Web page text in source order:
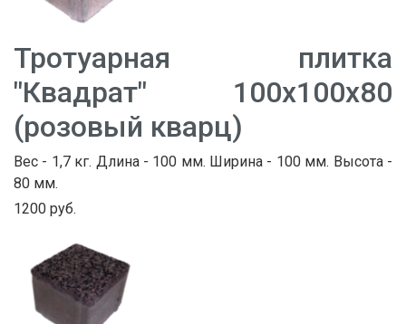
Тротуарная плитка
"Квадрат" 100х100х80
(розовый кварц)
Вес - 1,7 кг. Длина - 100 мм. Ширина - 100 мм. Высота -
80 мм.
1200 руб.